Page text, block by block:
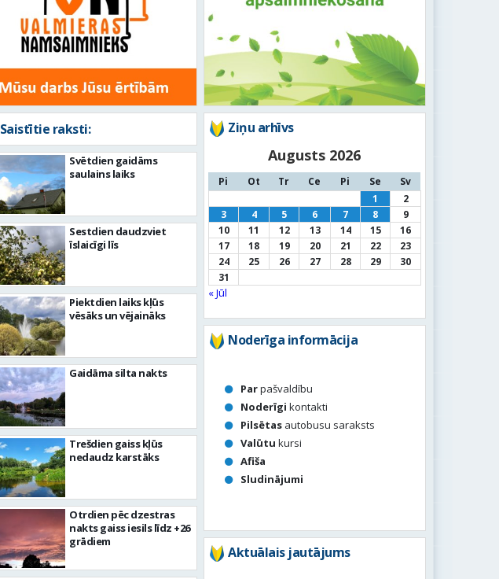
Saistītie raksti:
Svētdien gaidāms
saulains laiks
Sestdien daudzviet
īslaicīgi līs
Piektdien laiks kļūs
vēsāks un vējaināks
Gaidāma silta nakts
Trešdien gaiss kļūs
nedaudz karstāks
Otrdien pēc dzestras
nakts gaiss iesils līdz +26
grādiem
Ziņu arhīvs
Augusts 2026
Pi Ot Tr Ce Pi Se
Sv
1
2
3
4 5 6 7 8
9
10
11 12 13 14 15
16
17
18 19 20 21 22
23
24
25 26 27 28 29
30
31
« Jūl
Noderīga informācija
Parpašvaldību
Noderīgi kontakti
Pilsētas autobusu saraksts
Valūtu kursi
Afiša
Sludinājumi
Aktuālais jautājums